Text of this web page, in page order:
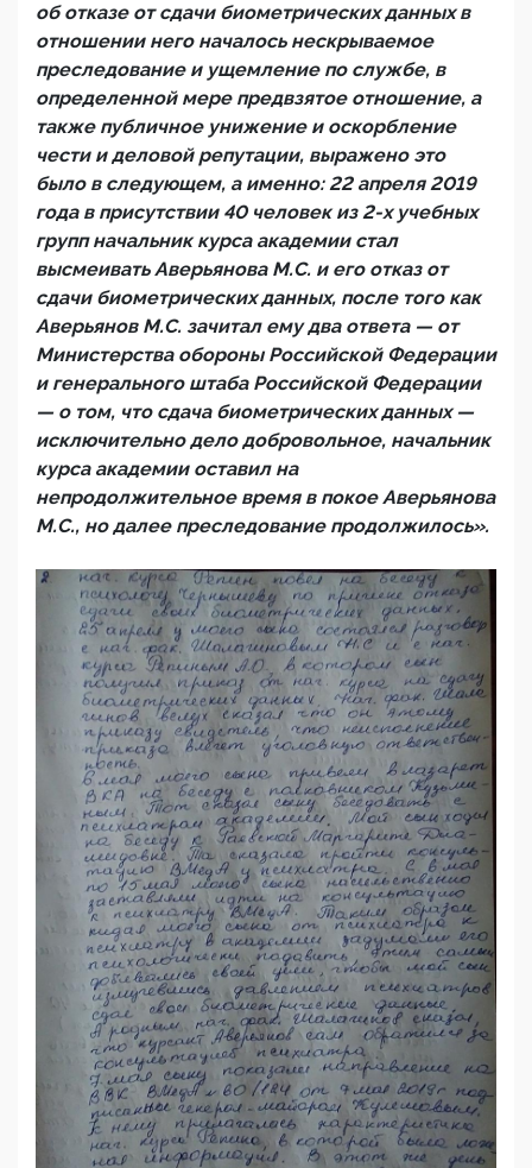
об отказе от сдачи биометрических данных в
отношении него началось нескрываемое
преследование и ущемление по службе, в
определенной мере предвзятое отношение, а
также публичное унижение и оскорбление
чести и деловой репутации, выражено это
было в следующем, а именно: 22 апреля 2019
года в присутствии 40 человек из 2-х учебных
групп начальник курса академии стал
высмеивать Аверьянова М.С. и его отказ от
сдачи биометрических данных, после того как
Аверьянов М.С. зачитал ему два ответа — от
Министерства обороны Российской Федерации
и генерального штаба Российской Федерации
— о том, что сдача биометрических данных —
исключительно дело добровольное, начальник
курса академии оставил на
непродолжительное время в покое Аверьянова
М.С., но далее преследование продолжилось».